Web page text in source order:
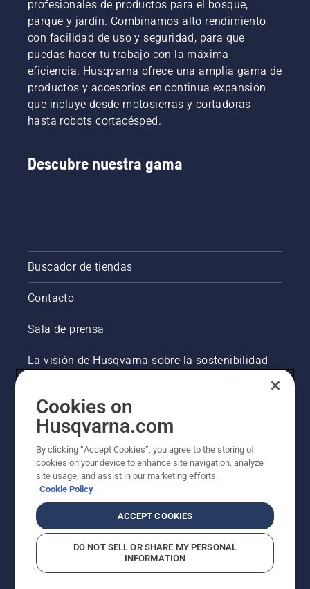
profesionales de productos para el bosque,
parque y jardín. Combinamos alto rendimiento
con facilidad de uso y seguridad, para que
puedas hacer tu trabajo con la máxima
eficiencia. Husqvarna ofrece una amplia gama de
productos y accesorios en continua expansión
que incluye desde motosierras y cortadoras
hasta robots cortacésped.
Descubre nuestra gama
Buscador de tiendas
Contacto
Sala de prensa
La visión de Husqvarna sobre la sostenibilidad
Otros sitios de Husqvarna
© Husqvarna AB (publ). Todos los derechos
Cookies on
Husqvarna.com
By clicking “Accept Cookies”, you agree to the storing of
cookies on your device to enhance site navigation, analyze
site usage, and assist in our marketing efforts.
Cookie Policy
ACCEPT COOKIES
DO NOT SELL OR SHARE MY PERSONAL
INFORMATION